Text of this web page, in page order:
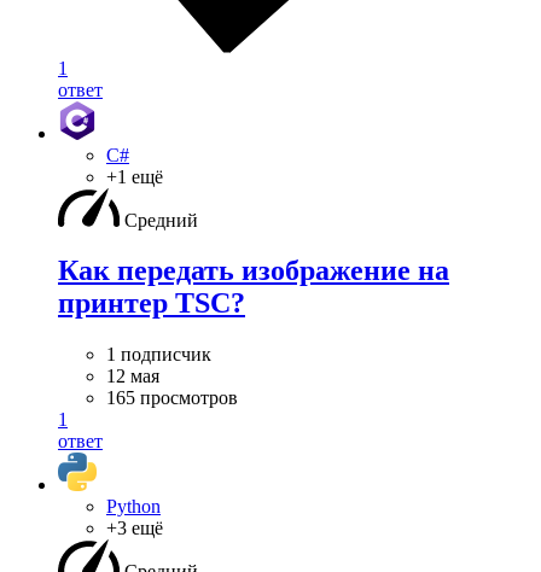
1
ответ
C#
+1 ещё
Средний
Как передать изображение на
принтер TSC?
1 подписчик
12 мая
165 просмотров
1
ответ
Python
+3 ещё